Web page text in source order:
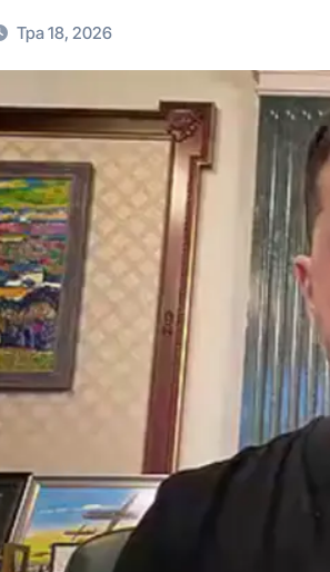
Тра 18, 2026